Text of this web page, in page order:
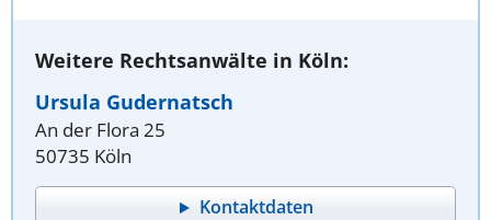
Weitere Rechtsanwälte in Köln:
Ursula Gudernatsch
An der Flora 25
50735 Köln
Kontaktdaten